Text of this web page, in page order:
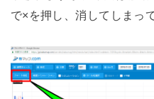
で×を押し、消してしまっ